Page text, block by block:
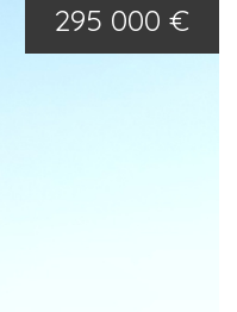
295 000 €